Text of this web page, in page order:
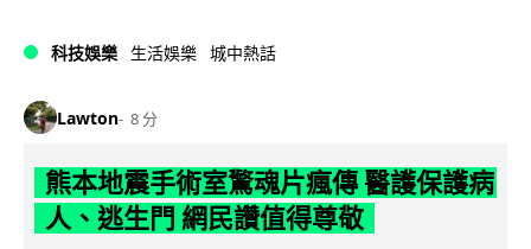
科技娛樂 生活娛樂 城中熱話
Lawton 8 分
熊本地震手術室驚魂片瘋傳 醫護保護病
人、逃生門 網民讚值得尊敬